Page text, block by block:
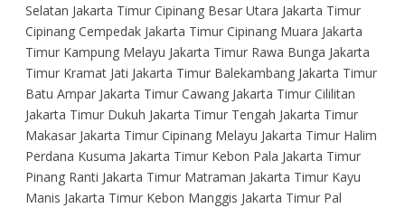
Selatan Jakarta Timur Cipinang Besar Utara Jakarta Timur
Cipinang Cempedak Jakarta Timur Cipinang Muara Jakarta
Timur Kampung Melayu Jakarta Timur Rawa Bunga Jakarta
Timur Kramat Jati Jakarta Timur Balekambang Jakarta Timur
Batu Ampar Jakarta Timur Cawang Jakarta Timur Cililitan
Jakarta Timur Dukuh Jakarta Timur Tengah Jakarta Timur
Makasar Jakarta Timur Cipinang Melayu Jakarta Timur Halim
Perdana Kusuma Jakarta Timur Kebon Pala Jakarta Timur
Pinang Ranti Jakarta Timur Matraman Jakarta Timur Kayu
Manis Jakarta Timur Kebon Manggis Jakarta Timur Pal